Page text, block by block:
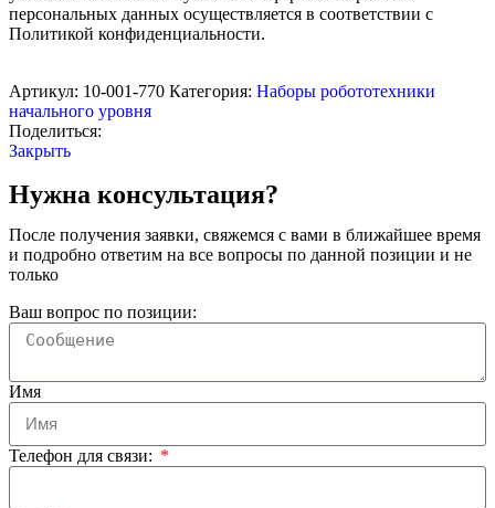
персональных данных осуществляется в соответствии с
Политикой конфиденциальности.
Артикул: 10-001-770 Категория: Наборы робототехники
начального уровня
Поделиться:
Закрыть
Нужна консультация?
После получения заявки, свяжемся с вами в ближайшее время
и подробно ответим на все вопросы по данной позиции и не
только
Ваш вопрос по позиции:
Имя
Телефон для связи: